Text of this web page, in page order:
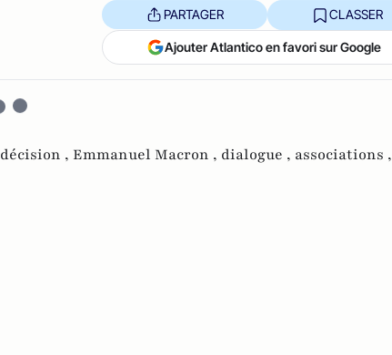
PARTAGER CLASSER
Ajouter Atlantico en favori sur Google
décision , Emmanuel Macron , dialogue , associations ,